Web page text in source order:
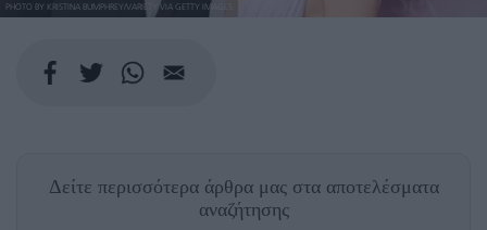
PHOTO BY KRISTINA BUMPHREY/VARIETY VIA GETTY IMAGES
Δείτε περισσότερα άρθρα μας στα αποτελέσματα
αναζήτησης